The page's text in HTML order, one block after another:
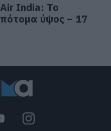
India: Το
ύψος – 17